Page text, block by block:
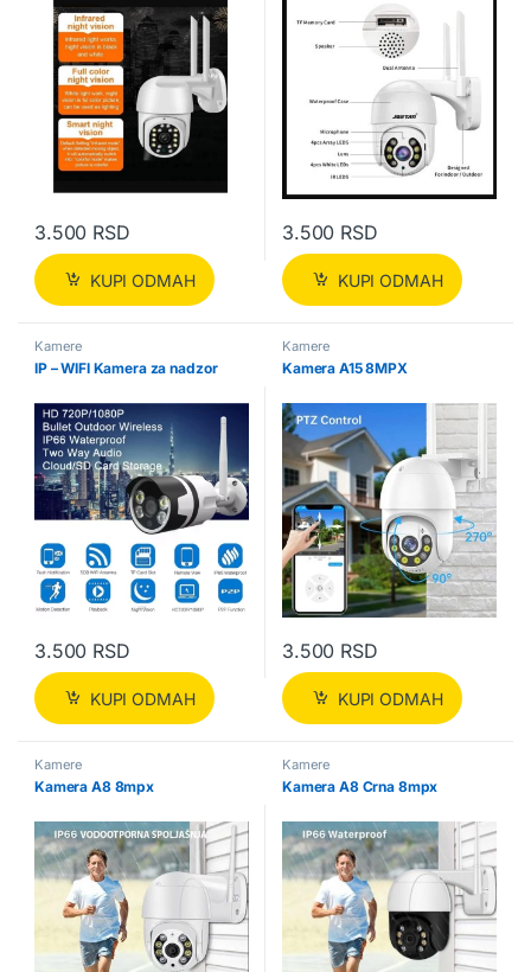
3.500 RSD
KUPI ODMAH
3.500 RSD
KUPI ODMAH
Kamere
IP – WIFI Kamera za nadzor
3.500 RSD
KUPI ODMAH
Kamere
Kamera A15 8MPX
3.500 RSD
KUPI ODMAH
Kamere
Kamera A8 8mpx
Kamere
Kamera A8 Crna 8mpx